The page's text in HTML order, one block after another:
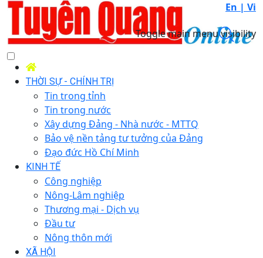
En | Vi
Toggle main menu visibility
THỜI SỰ - CHÍNH TRỊ
Tin trong tỉnh
Tin trong nước
Xây dựng Đảng - Nhà nước - MTTQ
Bảo vệ nền tảng tư tưởng của Đảng
Đạo đức Hồ Chí Minh
KINH TẾ
Công nghiệp
Nông-Lâm nghiệp
Thương mại - Dịch vụ
Đầu tư
Nông thôn mới
XÃ HỘI